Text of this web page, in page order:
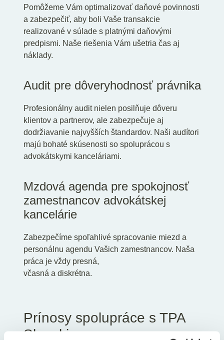
Pomôžeme Vám optimalizovať daňové povinnosti
a zabezpečiť, aby boli Vaše transakcie
realizované v súlade s platnými daňovými
predpismi. Naše riešenia Vám ušetria čas aj
náklady.
Audit pre dôveryhodnosť právnika
Profesionálny audit nielen posilňuje dôveru
klientov a partnerov, ale zabezpečuje aj
dodržiavanie najvyšších štandardov. Naši audítori
majú bohaté skúsenosti so spoluprácou s
advokátskymi kanceláriami.
Mzdová agenda pre spokojnosť
zamestnancov advokátskej
kancelárie
Zabezpečíme spoľahlivé spracovanie miezd a
personálnu agendu Vašich zamestnancov. Naša
práca je vždy presná,
včasná a diskrétna.
Prínosy spolupráce s TPA
Slovakia